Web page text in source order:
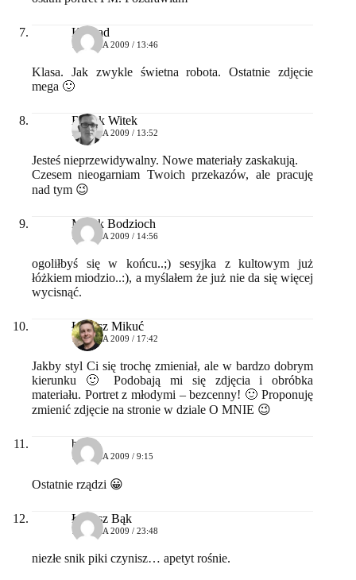
Konrad
14 LIPCA 2009 / 13:46
Klasa. Jak zwykle świetna robota. Ostatnie zdjęcie
mega 🙂
Bartek Witek
14 LIPCA 2009 / 13:52
Jesteś nieprzewidywalny. Nowe materiały zaskakują.
Czesem nieogarniam Twoich przekazów, ale pracuję
nad tym 😉
Marek Bodzioch
14 LIPCA 2009 / 14:56
ogoliłbyś się w końcu..;) sesyjka z kultowym już
łóżkiem miodzio..:), a myślałem że już nie da się więcej
wycisnąć.
Łukasz Mikuć
14 LIPCA 2009 / 17:42
Jakby styl Ci się trochę zmieniał, ale w bardzo dobrym
kierunku 🙂 Podobają mi się zdjęcia i obróbka
materiału. Portret z młodymi – bezcenny! 🙂 Proponuję
zmienić zdjęcie na stronie w dziale O MNIE 😉
basia
15 LIPCA 2009 / 9:15
Ostatnie rządzi 😀
Łukasz Bąk
15 LIPCA 2009 / 23:48
niezłe snik piki czynisz… apetyt rośnie.